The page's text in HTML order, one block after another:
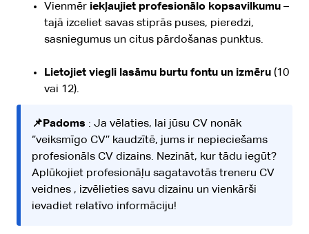
Vienmēr iekļaujiet profesionālo kopsavilkumu –
tajā izceliet savas stiprās puses, pieredzi,
sasniegumus un citus pārdošanas punktus.
Lietojiet viegli lasāmu burtu fontu un izmēru (10
vai 12).
📌Padoms : Ja vēlaties, lai jūsu CV nonāk
‘’veiksmīgo CV’’ kaudzītē, jums ir nepieciešams
profesionāls CV dizains. Nezināt, kur tādu iegūt?
Aplūkojiet profesionāļu sagatavotās treneru CV
veidnes , izvēlieties savu dizainu un vienkārši
ievadiet relatīvo informāciju!